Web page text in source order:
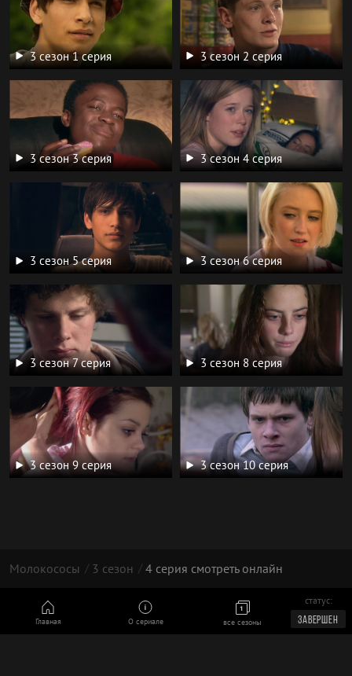
Главная О сериале все сезоны
статус:
ЗАВЕРШЕН
3 сезон 1 серия 3 сезон 2 серия
3 сезон 3 серия 3 сезон 4 серия
3 сезон 5 серия 3 сезон 6 серия
3 сезон 7 серия 3 сезон 8 серия
3 сезон 9 серия 3 сезон 10 серия
Молокососы 3 сезон 4 серия смотреть онлайн
© 2026 год, Скинс/Skins, Molokososi.RU | 16+